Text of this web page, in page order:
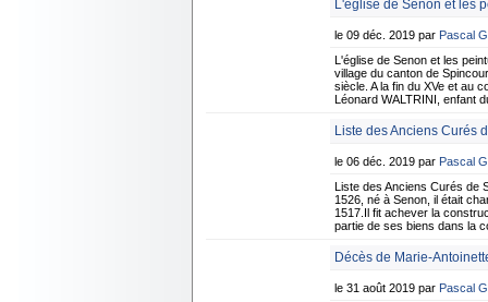
L'église de Senon et les
le 09 déc. 2019 par Pascal
L'église de Senon et les
village du canton de
siècle. A la fin du XVe et au
Léonard WALTRINI, enfant
Liste des Anciens Curés
le 06 déc. 2019 par Pascal
Liste des Anciens Curés de
1526, né à Senon, il était
1517.Il fit achever la
partie de ses biens dans la
Décès de Marie-
le 31 août 2019 par Pascal